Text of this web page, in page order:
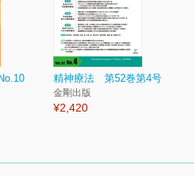
精神療法 第52巻第4号
金剛出版
¥2,420